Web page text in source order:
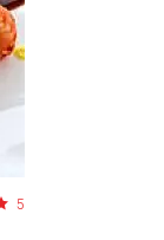
5